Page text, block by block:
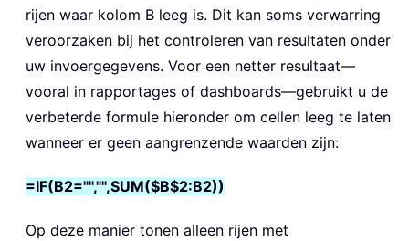
rijen waar kolom B leeg is. Dit kan soms verwarring
veroorzaken bij het controleren van resultaten onder
uw invoergegevens. Voor een netter resultaat—
vooral in rapportages of dashboards—gebruikt u de
verbeterde formule hieronder om cellen leeg te laten
wanneer er geen aangrenzende waarden zijn:
=IF(B2="","",SUM($B$2:B2))
Op deze manier tonen alleen rijen met